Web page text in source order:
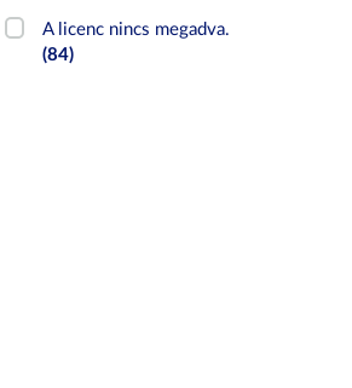
A licenc nincs megadva.
(84)